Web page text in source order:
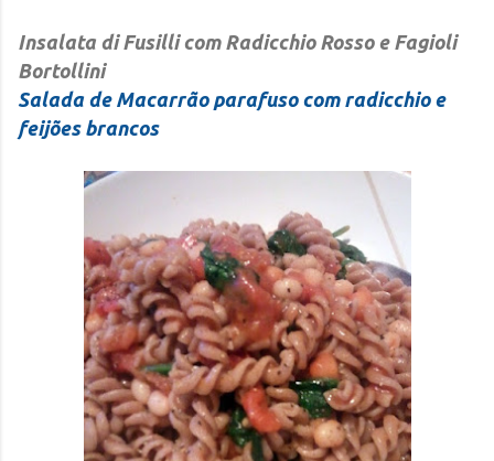
Insalata di Fusilli com Radicchio Rosso e Fagioli
Bortollini
Salada de Macarrão parafuso com radicchio e
feijões brancos